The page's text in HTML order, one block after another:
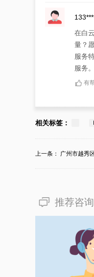
在白
量？
服务
服务
有
相关标签：
上一条： 广州市越秀
推荐咨询